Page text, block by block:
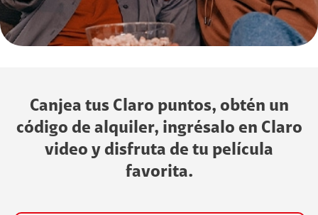
Canjea tus Claro puntos, obtén un
código de alquiler, ingrésalo en Claro
video y disfruta de tu película
favorita.